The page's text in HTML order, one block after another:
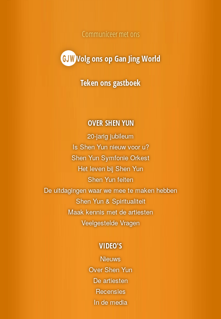
OVER SHEN YUN
20-jarig jubileum
Is Shen Yun nieuw voor u?
Shen Yun Symfonie Orkest
Het leven bij Shen Yun
Shen Yun feiten
De uitdagingen waar we mee te maken hebben
Shen Yun & Spiritualiteit
Maak kennis met de artiesten
Veelgestelde Vragen
VIDEO'S
Nieuws
Over Shen Yun
De artiesten
Recensies
In de media
Communiceer met ons
Volg ons op Gan Jing World
Teken ons gastboek